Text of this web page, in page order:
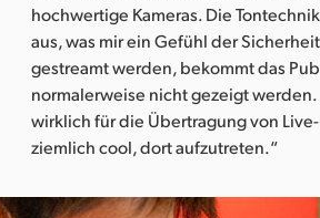
hochwertige Kameras. Die
aus, was mir ein Gefühl der
gestreamt werden, bekommt das
normalerweise nicht gezeigt
wirklich für die Übertragung von
ziemlich cool, dort aufzutreten.“